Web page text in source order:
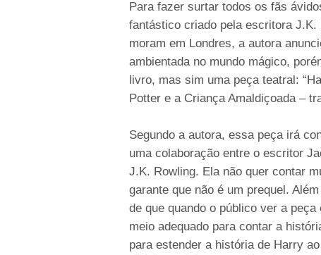
Para fazer surtar todos os fãs
fantástico criado pela escritora
moram em Londres, a autora
ambientada no mundo mágico,
livro, mas sim uma peça teatral:
Potter e a Criança Amaldiçoada –
Segundo a autora, essa peça irá
uma colaboração entre o escritor
J.K. Rowling. Ela não quer contar
garante que não é um prequel.
de que quando o público ver a
meio adequado para contar a
para estender a história de Harry